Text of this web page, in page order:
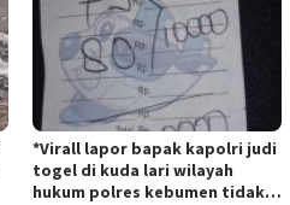
*Virall lapor bapak kapolri judi
togel di kuda lari wilayah
hukum polres kebumen tidak